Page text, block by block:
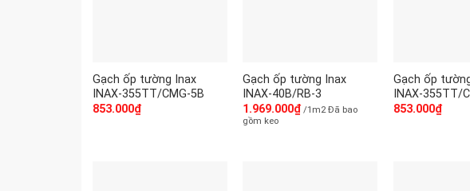
Gạch ốp tường Inax
INAX-355TT/CMG-5B
853.000₫
Gạch ốp tường Inax
INAX-40B/RB-3
1.969.000₫ /1m2 Đã bao
gồm keo
Gạch ốp
INAX-355TT/
853.000₫